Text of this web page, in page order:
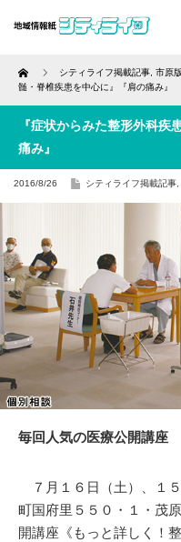
Home シティライフ掲載記事 市原版
髄・脊椎疾患を中心に』『肩の痛み』
『症状からみた整形外科疾
痛み』
2016/8/26 シティライフ掲載記事
毎回人気の医療公開講座
７月１６日（土）、１
町国府里５５０・１・茂
開講座《もっと詳しく！